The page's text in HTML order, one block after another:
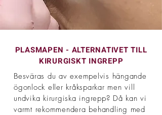
PLASMAPEN - ALTERNATIVET TILL
KIRURGISKT INGREPP
Besväras du av exempelvis hängande
ögonlock eller kråksparkar men vill
undvika kirurgiska ingrepp? Då kan vi
varmt rekommendera behandling med